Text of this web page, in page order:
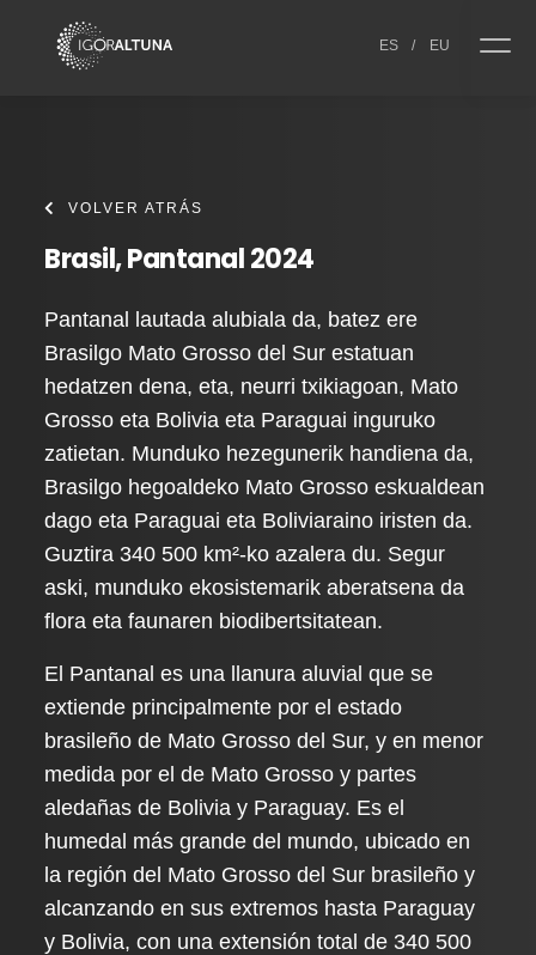
ES / EU
VOLVER ATRÁS
Brasil, Pantanal 2024
Pantanal lautada alubiala da, batez ere
Brasilgo Mato Grosso del Sur estatuan
hedatzen dena, eta, neurri txikiagoan, Mato
Grosso eta Bolivia eta Paraguai inguruko
zatietan. Munduko hezegunerik handiena da,
Brasilgo hegoaldeko Mato Grosso eskualdean
dago eta Paraguai eta Boliviaraino iristen da.
Guztira 340 500 km²-ko azalera du. Segur
aski, munduko ekosistemarik aberatsena da
flora eta faunaren biodibertsitatean.
El Pantanal es una llanura aluvial que se
extiende principalmente por el estado
brasileño de Mato Grosso del Sur, y en menor
medida por el de Mato Grosso y partes
aledañas de Bolivia y Paraguay. Es el
humedal más grande del mundo, ubicado en
la región del Mato Grosso del Sur brasileño y
alcanzando en sus extremos hasta Paraguay
y Bolivia, con una extensión total de 340 500